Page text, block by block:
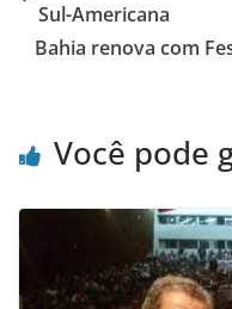
Sul-Americana
Bahia renova com
Você pode